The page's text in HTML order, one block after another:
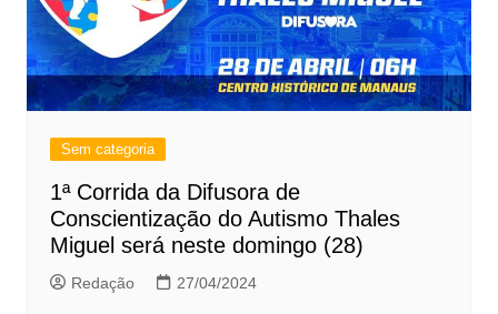
Sem categoria
1ª Corrida da Difusora de
Conscientização do Autismo Thales
Miguel será neste domingo (28)
Redação 27/04/2024